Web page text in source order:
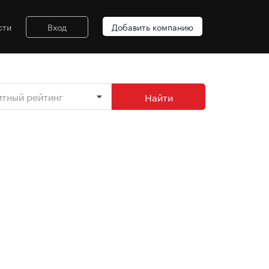
Вход Добавить компанию
рейтинг Найти